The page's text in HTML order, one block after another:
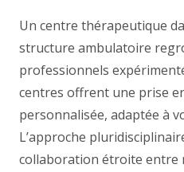
Un centre thérapeutique
structure ambulatoire
professionnels
centres offrent une prise
personnalisée, adaptée à
L’approche
collaboration étroite entre